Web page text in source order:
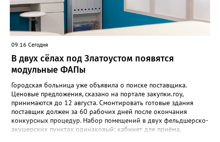
09:16 Сегодня
В двух сёлах под Златоустом появятся
модульные ФАПы
Городская больница уже объявила о поиске поставщика.
Ценовые предложения, сказано на портале закупки.гоу,
принимаются до 12 августа. Смонтировать готовые здания
поставщик должен за 60 рабочих дней после окончания
конкурсных процедур. Набор помещений в двух фельдшерско-
акушерских пунктах одинаковый: кабинет для приёма,